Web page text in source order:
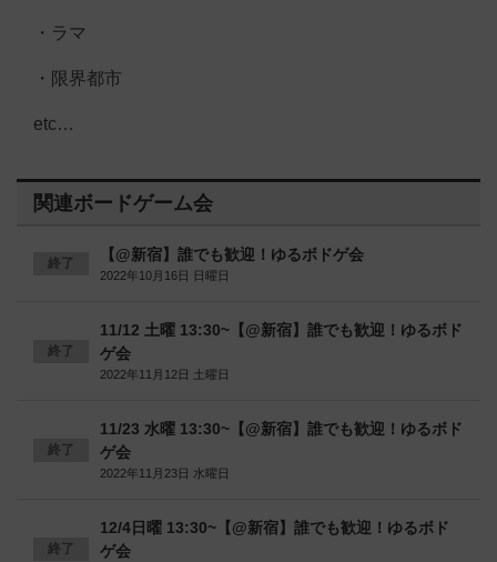
・ラマ
・限界都市
etc…
関連ボードゲーム会
終了 【@新宿】誰でも歓迎！ゆるボドゲ会
2022年10月16日 日曜日
終了
11/12 土曜 13:30~【@新宿】誰でも歓迎！ゆるボド
ゲ会
2022年11月12日 土曜日
終了
11/23 水曜 13:30~【@新宿】誰でも歓迎！ゆるボド
ゲ会
2022年11月23日 水曜日
終了
12/4日曜 13:30~【@新宿】誰でも歓迎！ゆるボド
ゲ会